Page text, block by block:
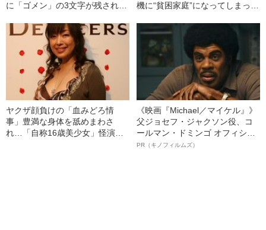
に「ゴメン」の3文字が残された
機に“貧困家庭”になってしまった
リアル」
ヤクザ顔負けの「血みどろ情
事」豊満な身体を舐めまわさ
れ…「自称16歳美少女」怪演
《映画『Michael／マイケル』》
父ジョセフ・ジャクソン役、コ
ールマン・ドミンゴ オフィシャ
ルインタビュー“観客を魅了した
PR（キノフィルムズ）